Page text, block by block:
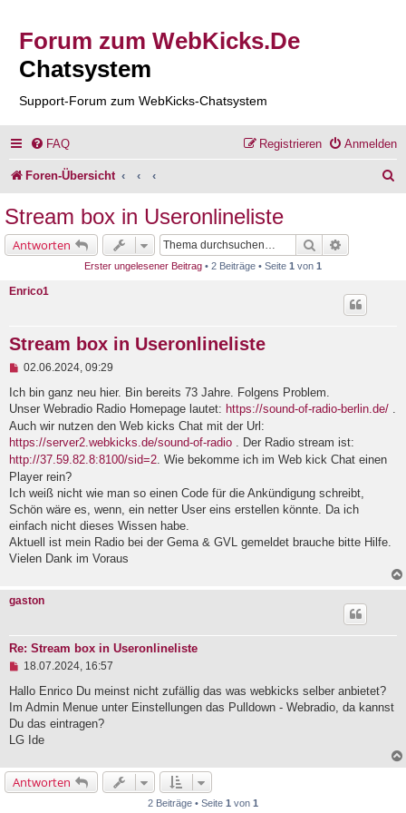
Forum zum WebKicks.De
Chatsystem
Support-Forum zum WebKicks-Chatsystem
FAQ Anmelden
Registrieren
Foren-Übersicht
Stream box in Useronlineliste
Antworten Suche
Erster ungelesener Beitrag • 2 Beiträge • Seite 1 von 1
Enrico1
Stream box in Useronlineliste
U
g
e
e
s
e
n
e
r
B
e
i
t
r
02.06.2024, 09:29
Ich bin ganz neu hier. Bin bereits 73 Jahre. Folgens Problem.
Unser Webradio Radio Homepage lautet: https://sound-of-radio-berlin.de/ .
Auch wir nutzen den Web kicks Chat mit der Url:
https://server2.webkicks.de/sound-of-radio . Der Radio stream ist:
http://37.59.82.8:8100/sid=2. Wie bekomme ich im Web kick Chat einen
Player rein?
Ich weiß nicht wie man so einen Code für die Ankündigung schreibt,
Schön wäre es, wenn, ein netter User eins erstellen könnte. Da ich
einfach nicht dieses Wissen habe.
Aktuell ist mein Radio bei der Gema & GVL gemeldet brauche bitte Hilfe.
Vielen Dank im Voraus
gaston
Re: Stream box in Useronlineliste
U
g
e
l
e
s
n
e
r
18.07.2024, 16:57
Hallo Enrico Du meinst nicht zufällig das was webkicks selber anbietet?
Im Admin Menue unter Einstellungen das Pulldown - Webradio, da kannst
Du das eintragen?
LG Ide
Antworten
2 Beiträge • Seite 1 von 1